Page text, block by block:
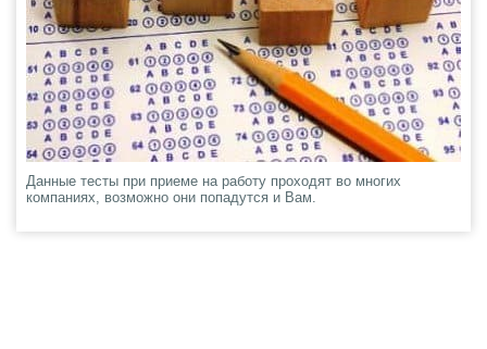
Данные тесты при приеме на работу проходят во многих
компаниях, возможно они попадутся и Вам.